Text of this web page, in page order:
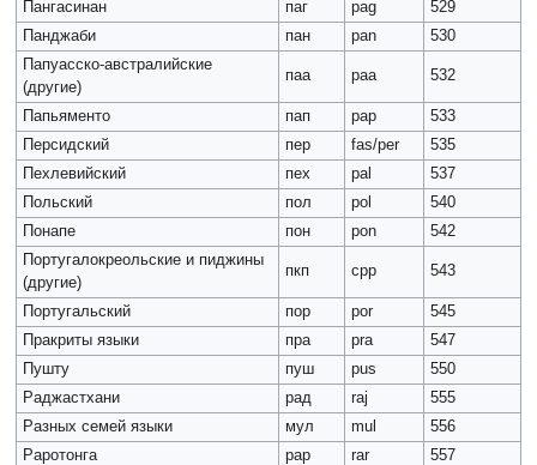
Пангасинан паг pag
529
Панджаби
пан pan
530
Папуасско-австралийские
(другие)
паа paa 532
Папьяменто пап pap
533
Персидский
пер fas/per
535
Пехлевийский
пех pal
537
Польский
пол pol
540
Понапе
пон pon
542
Португалокреольские и пиджины
(другие)
пкп cpp 543
Португальский пор роr
545
Пракриты языки
пра pra
547
Пушту
пуш pus
550
Раджастхани
рад raj
555
Разных семей языки
мул mul
556
Раротонга
рар rar
557